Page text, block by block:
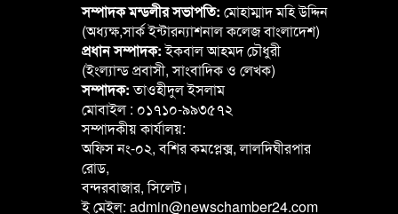
সম্পাদক মন্ডলীর সভাপতি: মোহাম্মাদ মহি উদ্দিন
(অধ্যক্ষ,সার্ক ইন্টারন্যাশনাল কলেজ বাংলাদেশ)
প্রধান সম্পাদক:ইকবাল আহমদ চৌধুরী
(ইংল্যান্ড প্রবাসী, সাংবাদিক ও লেখক)
সম্পাদক:তাওহীদুল ইসলাম
মোবাইল : ০১৭১০-৯৯৩৫৭২
সম্পাদকীয় কার্যালয়:
অফিস নং-০২, বশির কমপ্লেক্স, লালদিঘীরপার
রোড,
বন্দরবাজার, সিলেট।
ই মেইল: admin@newschamber24.com